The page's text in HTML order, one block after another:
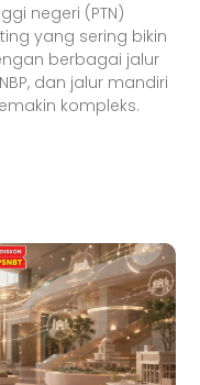
negeri (PTN)
yang sering bikin
berbagai jalur
dan jalur mandiri
kompleks.